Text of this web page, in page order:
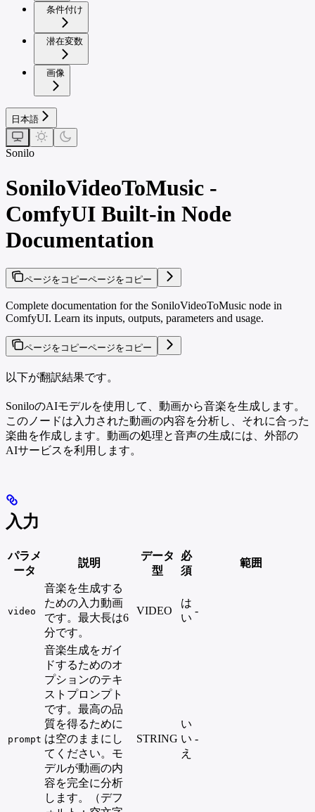
条件付け
潜在変数
画像
日本語
Sonilo
SoniloVideoToMusic -
ComfyUI Built-in Node
Documentation
ページをコピーページをコピー
Complete documentation for the SoniloVideoToMusic node in
ComfyUI. Learn its inputs, outputs, parameters and usage.
ページをコピーページをコピー
以下が翻訳結果です。
SoniloのAIモデルを使用して、動画から音楽を生成します。
このノードは入力された動画の内容を分析し、それに合った
楽曲を作成します。動画の処理と音声の生成には、外部の
AIサービスを利用します。
入力
パラメ
ータ
説明
データ
型
必
須
範囲
video
音楽を生成する
ための入力動画
です。最大長は6
分です。
VIDEO
は
い
-
prompt
音楽生成をガイ
ドするためのオ
プションのテキ
ストプロンプト
です。最高の品
質を得るために
は空のままにし
てください。モ
デルが動画の内
容を完全に分析
します。（デフ
STRING
い
い
え
-